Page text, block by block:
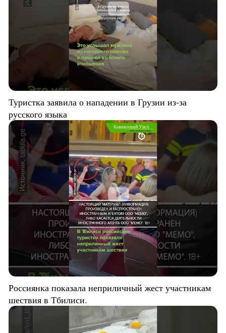
Туристка заявила о нападении в Грузии из-за
русского языка
Россиянка показала неприличный жест участникам
шествия в Тбилиси.